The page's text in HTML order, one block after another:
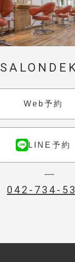
Web予約
LINE予約
042-734-